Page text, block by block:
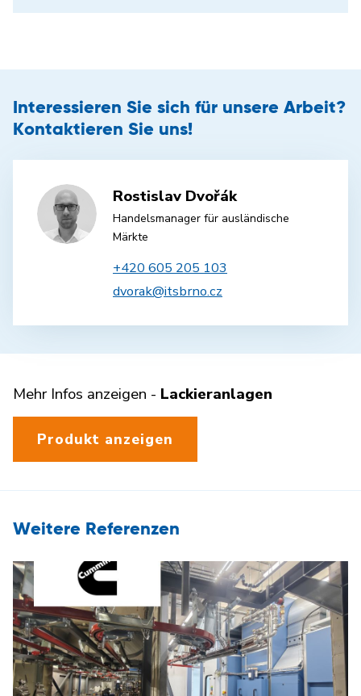
Interessieren Sie sich für unsere Arbeit?
Kontaktieren Sie uns!
Rostislav Dvořák
Handelsmanager für ausländische
Märkte
+420 605 205 103
dvorak@itsbrno.cz
Mehr Infos anzeigen - Lackieranlagen
Produkt anzeigen
Weitere Referenzen